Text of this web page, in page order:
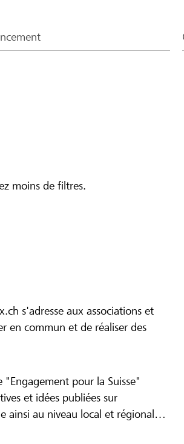
moins de filtres.
s'adresse aux associations et
en commun et de réaliser des
pour la Suisse"
et idées publiées sur
ainsi au niveau local et régional